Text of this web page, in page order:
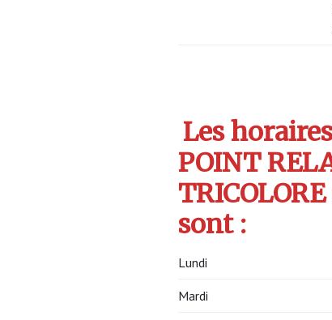
Les
POINT
sont :
Lundi
Mardi